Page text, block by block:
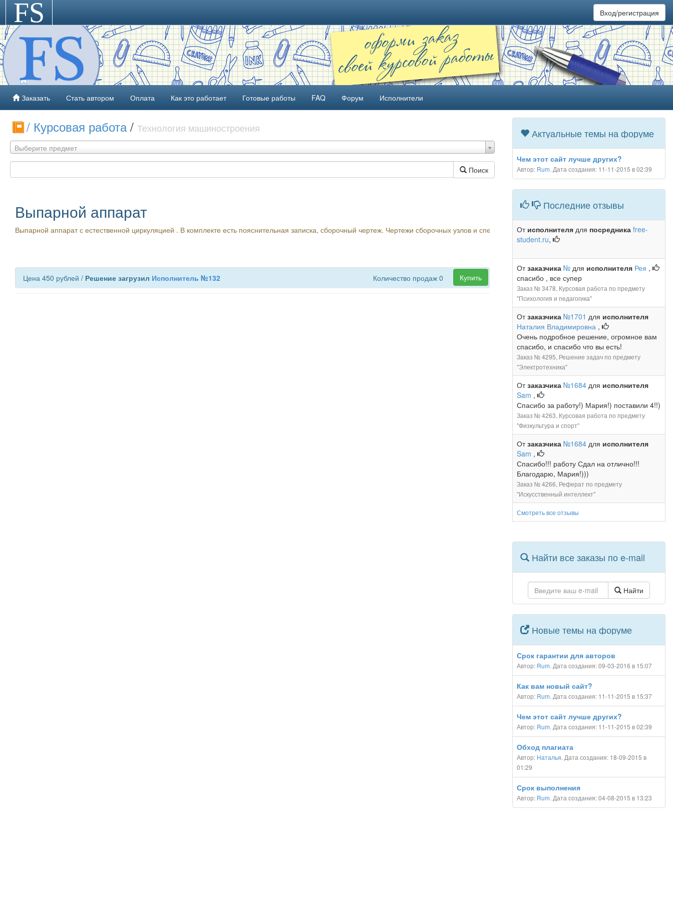
FS Вход/регистрация
Заказать Стать автором Оплата Как это работает Готовые работы FAQ Форум Исполнители
/ Курсовая работа/ Технология машиностроения
Выберите предмет
Поиск
Выпарной аппарат
Выпарной аппарат с естественной циркуляцией . В комплекте есть пояснительная записка, сборочный чертеж. Чертежи сборочных узлов и спецификация.
Цена 450 рублей / Решение загрузил Исполнитель №132 Купить
Количество продаж 0
Актуальные темы на форуме
Чем этот сайт лучше других?
Автор: Rum. Дата создания: 11-11-2015 в 02:39
Последние отзывы
От исполнителя для посредника free-
student.ru,
Отзаказчика № для исполнителя Рея ,
спасибо , все супер
Заказ № 3478, Курсовая работа по предмету
"Психология и педагогика"
Отзаказчика №1701 для исполнителя
Наталия Владимировна ,
Очень подробное решение, огромное вам
спасибо, и спасибо что вы есть!
Заказ № 4295, Решение задач по предмету
"Электротехника"
Отзаказчика №1684 для исполнителя
Sam ,
Спасибо за работу!) Мария!) поставили 4!!)
Заказ № 4263, Курсовая работа по предмету
"Физкультура и спорт"
Отзаказчика №1684 для исполнителя
Sam ,
Спасибо!!! работу Сдал на отлично!!!
Благодарю, Мария!)))
Заказ № 4266, Реферат по предмету
"Искусственный интеллект"
Смотреть все отзывы
Найти все заказы по e-mail
Найти
Новые темы на форуме
Срок гарантии для авторов
Автор: Rum. Дата создания: 09-03-2016 в 15:07
Как вам новый сайт?
Автор: Rum. Дата создания: 11-11-2015 в 15:37
Чем этот сайт лучше других?
Автор: Rum. Дата создания: 11-11-2015 в 02:39
Обход плагиата
Автор: Наталья. Дата создания: 18-09-2015 в
01:29
Срок выполнения
Автор: Rum. Дата создания: 04-08-2015 в 13:23